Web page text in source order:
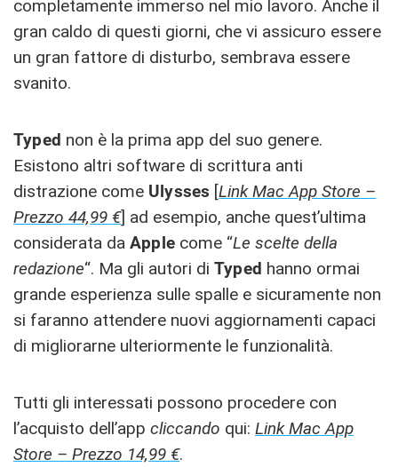
completamente immerso nel mio lavoro. Anche il
gran caldo di questi giorni, che vi assicuro essere
un gran fattore di disturbo, sembrava essere
svanito.
Typed non è la prima app del suo genere.
Esistono altri software di scrittura anti
distrazione come Ulysses [Link Mac App Store –
Prezzo 44,99 €] ad esempio, anche quest’ultima
considerata da Apple come “Le scelte della
redazione“. Ma gli autori di Typed hanno ormai
grande esperienza sulle spalle e sicuramente non
si faranno attendere nuovi aggiornamenti capaci
di migliorarne ulteriormente le funzionalità.
Tutti gli interessati possono procedere con
l’acquisto dell’app cliccando qui: Link Mac App
Store – Prezzo 14,99 €.